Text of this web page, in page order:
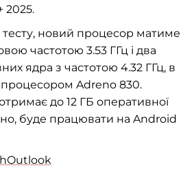
2025.
тесту, новий процесор матиме
частотою 3.53 ГГц і два
ядра з частотою 4.32 ГГц, в
процесором Adreno 830.
до 12 ГБ оперативної
буде працювати на Android